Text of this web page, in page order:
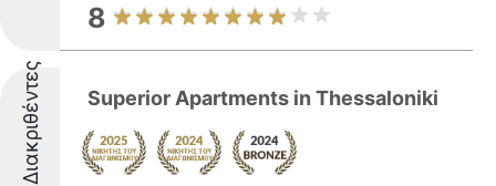
8
Διακριθέντες Superior Apartments in Thessaloniki